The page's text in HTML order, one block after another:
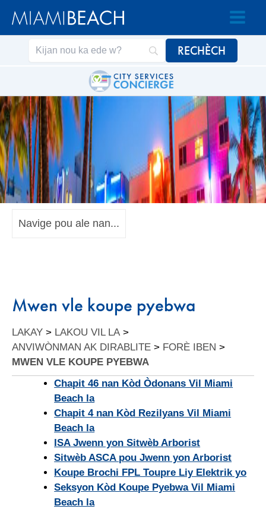
nan
nan
Mwen vle koupe pyebwa
LAKAY > LAKOU VIL LA >
ANVIWÒNMAN AK DIRABLITE > FORÈ IBEN >
MWEN VLE KOUPE PYEBWA
Chapit 46 nan Kòd Òdonans Vil Miami
Beach la
Chapit 4 nan Kòd Rezilyans Vil Miami
Beach la
ISA Jwenn yon Sitwèb Arborist
Sitwèb ASCA pou Jwenn yon Arborist
Koupe Brochi FPL Toupre Liy Elektrik yo
Seksyon Kòd Koupe Pyebwa Vil Miami
Beach la
Navige pou ale nan...